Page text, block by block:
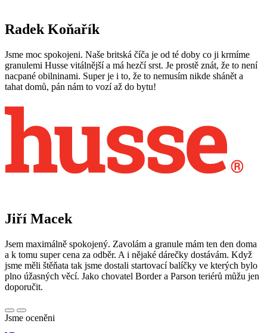
Radek Koňařík
Jsme moc spokojeni. Naše britská číča je od té doby co ji krmíme
granulemi Husse vitálnější a má hezčí srst. Je prostě znát, že to není
nacpané obilninami. Super je i to, že to nemusím nikde shánět a
tahat domů, pán nám to vozí až do bytu!
Jiří Macek
Jsem maximálně spokojený. Zavolám a granule mám ten den doma
a k tomu super cena za odběr. A i nějaké dárečky dostávám. Když
jsme měli štěňata tak jsme dostali startovací balíčky ve kterých bylo
plno úžasných věcí. Jako chovatel Border a Parson teriérů můžu jen
doporučit.
Jsme oceněni